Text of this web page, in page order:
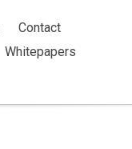
Contact
Whitepapers